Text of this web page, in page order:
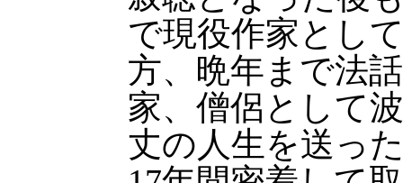
で現役作家とし
方、晩年まで法
家、僧侶として
丈の人生を送っ